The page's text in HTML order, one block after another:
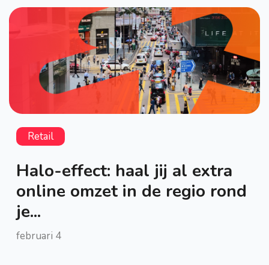
Retail
Halo-effect: haal jij al extra
online omzet in de regio rond
je...
februari 4